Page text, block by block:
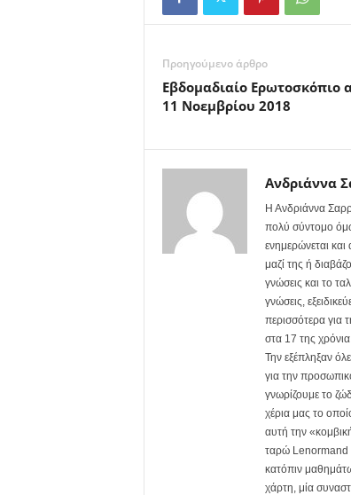
Προηγούμενο άρθρο
Εβδομαδιαίο Ερωτοσκόπιο
11 Νοεμβρίου 2018
Ανδριάννα
Η Ανδριάννα
πολύ σύντομο
ενημερώνεται
μαζί της ή
γνώσεις και το
γνώσεις,
περισσότερα για
στα 17 της
Την εξέπληξαν
για την
γνωρίζουμε το
χέρια μας το
αυτή την
ταρώ Lenormand
κατόπιν
χάρτη, μία